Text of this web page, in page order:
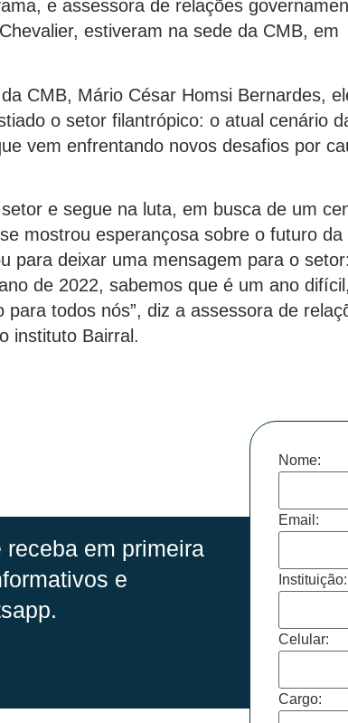
e assessora de relações
estiveram na sede da CMB, em
CMB, Mário César Homsi Bernardes,
o setor filantrópico: o atual cenário
vem enfrentando novos desafios por
e segue na luta, em busca de um
mostrou esperançosa sobre o futuro da
para deixar uma mensagem para o setor:
de 2022, sabemos que é um ano
todos nós”, diz a assessora de
instituto Bairral.
em primeira
e
Nome:
Email:
Instituição:
Celular:
Cargo: